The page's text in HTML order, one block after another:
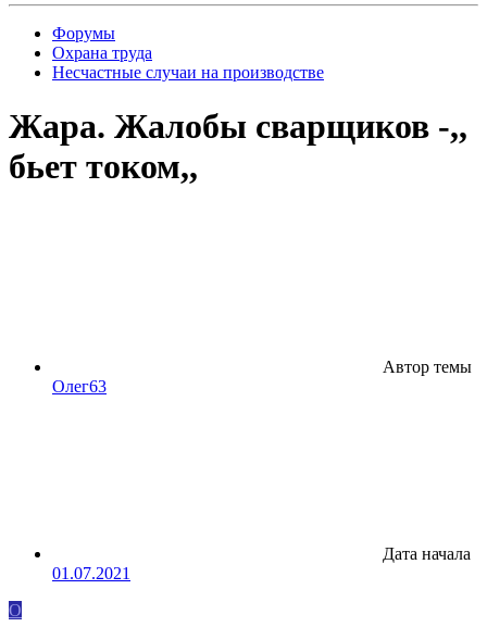
Форумы
Охрана труда
Несчастные случаи на производстве
Жара. Жалобы сварщиков -,,
бьет током,,
Автор темы
Олег63
Дата начала
01.07.2021
О